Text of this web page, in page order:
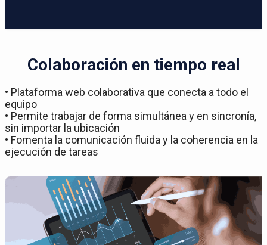
Colaboración en tiempo real
• Plataforma web colaborativa que conecta a todo el
equipo
• Permite trabajar de forma simultánea y en sincronía,
sin importar la ubicación
• Fomenta la comunicación fluida y la coherencia en la
ejecución de tareas